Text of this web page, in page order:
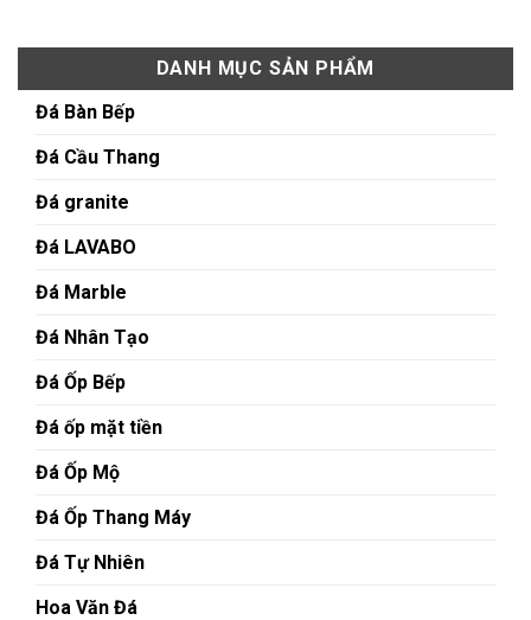
DANH MỤC SẢN PHẨM
Đá Bàn Bếp
Đá Cầu Thang
Đá granite
Đá LAVABO
Đá Marble
Đá Nhân Tạo
Đá Ốp Bếp
Đá ốp mặt tiền
Đá Ốp Mộ
Đá Ốp Thang Máy
Đá Tự Nhiên
Hoa Văn Đá